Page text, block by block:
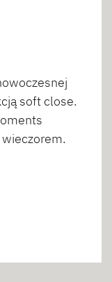
soft close.